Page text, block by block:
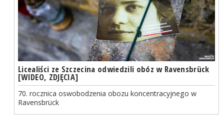
Licealiści ze Szczecina odwiedzili obóz w Ravensbrück
[WIDEO, ZDJĘCIA]
70. rocznica oswobodzenia obozu koncentracyjnego w
Ravensbrück